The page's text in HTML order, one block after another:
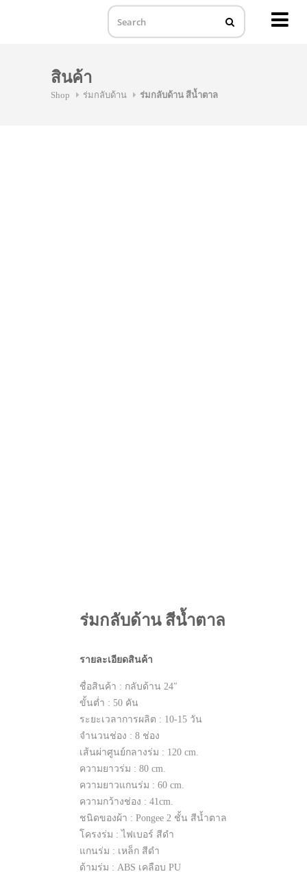
สินค้า
Shop ร่มกลับด้าน ร่มกลับด้าน สีน้ำตาล
ร่มกลับด้าน สีน้ำตาล
รายละเอียดสินค้า
ชื่อสินค้า : กลับด้าน 24″
ขั้นต่ำ : 50 คัน
ระยะเวลาการผลิต : 10-15 วัน
จำนวนช่อง : 8 ช่อง
เส้นผ่าศูนย์กลางร่ม : 120 cm.
ความยาวร่ม : 80 cm.
ความยาวแกนร่ม : 60 cm.
ความกว้างช่อง : 41cm.
ชนิดของผ้า : Pongee 2 ชั้น สีน้ำตาล
โครงร่ม : ไฟเบอร์ สีดำ
แกนร่ม : เหล็ก สีดำ
ด้ามร่ม : ABS เคลือบ PU